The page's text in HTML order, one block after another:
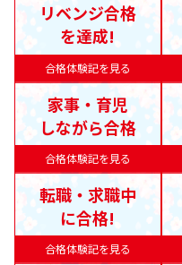
合格体験記を見る
リベンジ合格
を達成!
合格体験記を見る
家事・育児
しながら合格
合格体験記を見る
転職・求職中
に合格!